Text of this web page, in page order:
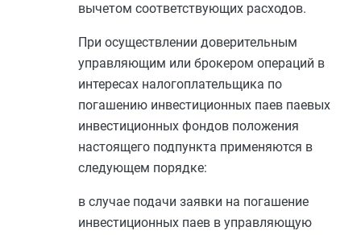
вычетом соответствующих расходов.
При осуществлении доверительным
управляющим или брокером операций в
интересах налогоплательщика по
погашению инвестиционных паев паевых
инвестиционных фондов положения
настоящего подпункта применяются в
следующем порядке:
в случае подачи заявки на погашение
инвестиционных паев в управляющую